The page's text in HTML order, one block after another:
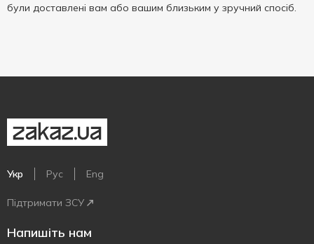
були доставлені вам або вашим близьким у зручний спосіб.
Укр Рус Eng
Підтримати ЗСУ
Напишіть нам